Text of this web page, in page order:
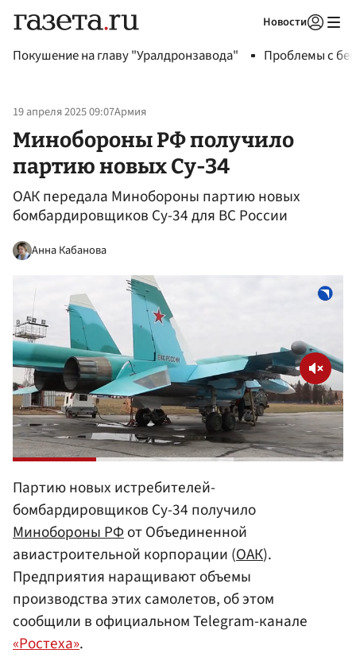
Новости
Покушение на главу "Уралдронзавода" Проблемы с
19 апреля 2025 09:07Армия
Минобороны РФ получило
партию новых Су-34
ОАК передала Минобороны партию новых
бомбардировщиков Су-34 для ВС России
Анна Кабанова
Партию новых истребителей-
бомбардировщиков Су-34 получило
Минобороны РФот Объединенной
авиастроительной корпорации (ОАК).
Предприятия наращивают объемы
производства этих самолетов, об этом
сообщили в официальном Telegram-канале
«‎Ростеха»‎.